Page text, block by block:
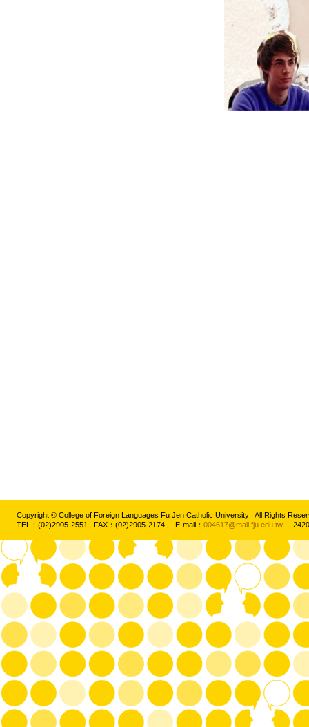
Copyright © College of Foreign Languages Fu Jen Catholic University . All Rights
TEL：(02)2905-2551 FAX：(02)2905-2174 E-mail： 004617@mail.fju.edu.tw